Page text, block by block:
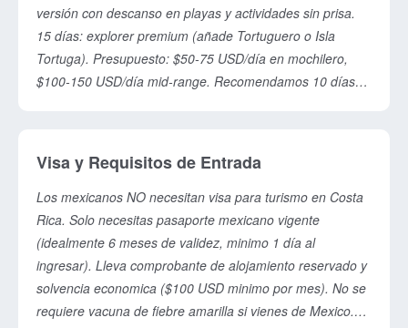
versión con descanso en playas y actividades sin prisa.
15 días: explorer premium (añade Tortuguero o Isla
Tortuga). Presupuesto: $50-75 USD/día en mochilero,
$100-150 USD/día mid-range. Recomendamos 10 días
Visa y Requisitos de Entrada
Los mexicanos NO necesitan visa para turismo en Costa
Rica. Solo necesitas pasaporte mexicano vigente
(idealmente 6 meses de validez, minimo 1 día al
ingresar). Lleva comprobante de alojamiento reservado y
solvencia economica ($100 USD minimo por mes). No se
requiere vacuna de fiebre amarilla si vienes de Mexico.